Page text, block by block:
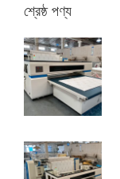
শ্রেষ্ঠ পণ্য